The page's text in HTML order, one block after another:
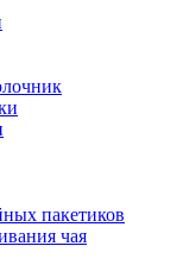
пакетиков
чая